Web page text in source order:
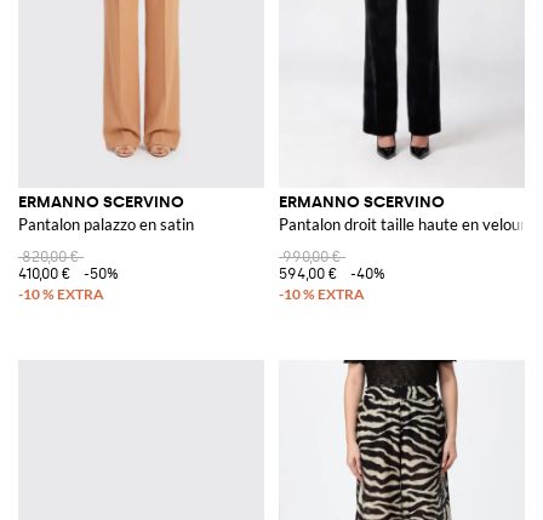
ERMANNO SCERVINO
Pantalon palazzo en satin
820,00 €
410,00 €
-50%
ERMANNO SCERVINO
Pantalon droit taille haute en velours
990,00 €
594,00 €
-40%